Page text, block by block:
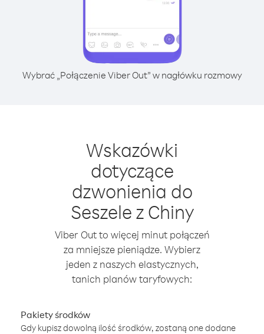
Wybrać „Połączenie Viber Out” w nagłówku rozmowy
Wskazówki
dotyczące
dzwonienia do
Seszele z Chiny
Viber Out to więcej minut połączeń
za mniejsze pieniądze. Wybierz
jeden z naszych elastycznych,
tanich planów taryfowych:
Pakiety środków
Gdy kupisz dowolną ilość środków, zostaną one dodane